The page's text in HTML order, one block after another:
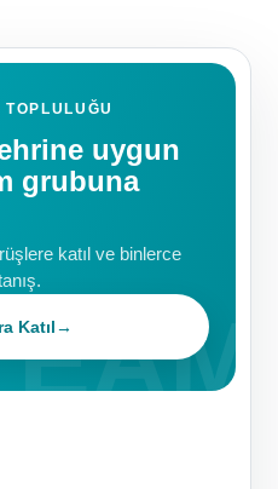
uygun
grubuna
katıl ve binlerce
Katıl→